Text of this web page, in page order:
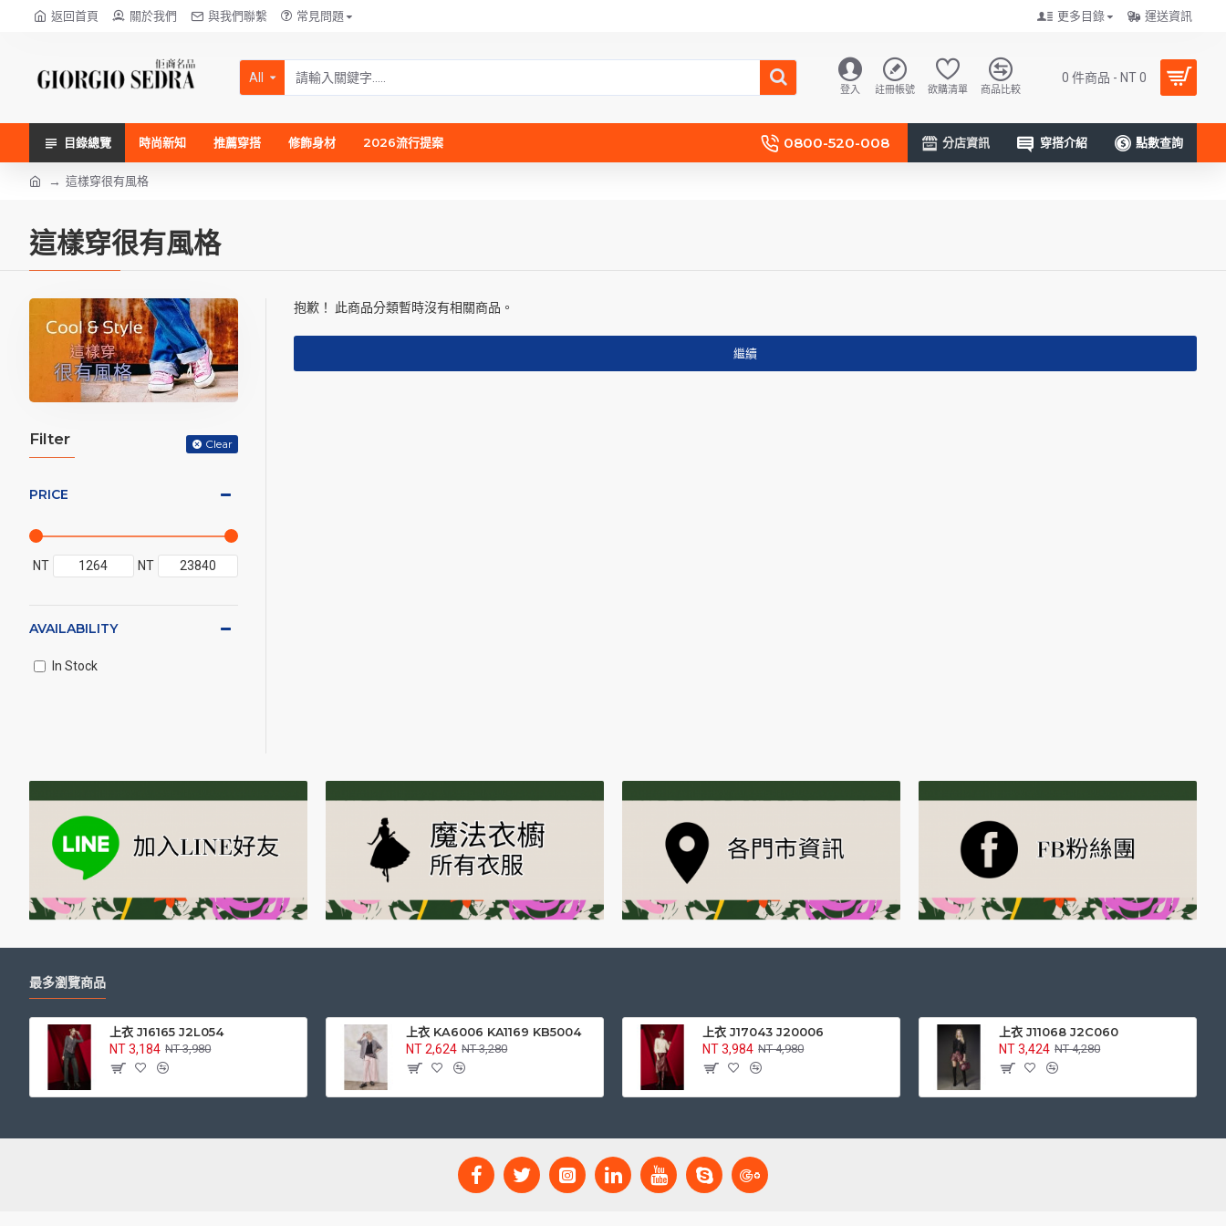
返回首頁 關於我們 與我們聯繫 常見問題 更多目錄 運送資訊
All
登入 註冊帳號 欲購清單 商品比較
0 件商品 - NT 0
目錄總覽 時尚新知 推薦穿搭 修飾身材 2026流行提案 0800-520-008 分店資訊 穿搭介紹 點數查詢
這樣穿很有風格
這樣穿很有風格
Filter Clear
PRICE
NT NT
AVAILABILITY
In Stock
抱歉！ 此商品分類暫時沒有相關商品。
繼續
最多瀏覽商品
上衣 J16165 J2L054
NT 3,184 NT 3,980
上衣 KA6006 KA1169 KB5004
NT 2,624 NT 3,280
上衣 J17043 J20006
NT 3,984 NT 4,980
上衣 J11068 J2C060
NT 3,424 NT 4,280